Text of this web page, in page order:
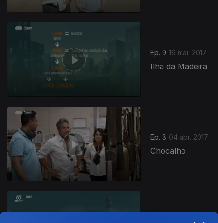
Ep. 9 16 mai. 2017
Ilha da Madeira
Ep. 8 04 abr. 2017
Chocalho